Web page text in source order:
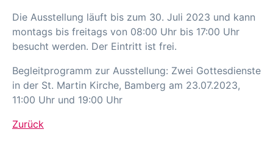
Die Ausstellung läuft bis zum 30. Juli 2023 und kann
montags bis freitags von 08:00 Uhr bis 17:00 Uhr
besucht werden. Der Eintritt ist frei.
Begleitprogramm zur Ausstellung: Zwei Gottesdienste
in der St. Martin Kirche, Bamberg am 23.07.2023,
11:00 Uhr und 19:00 Uhr
Zurück